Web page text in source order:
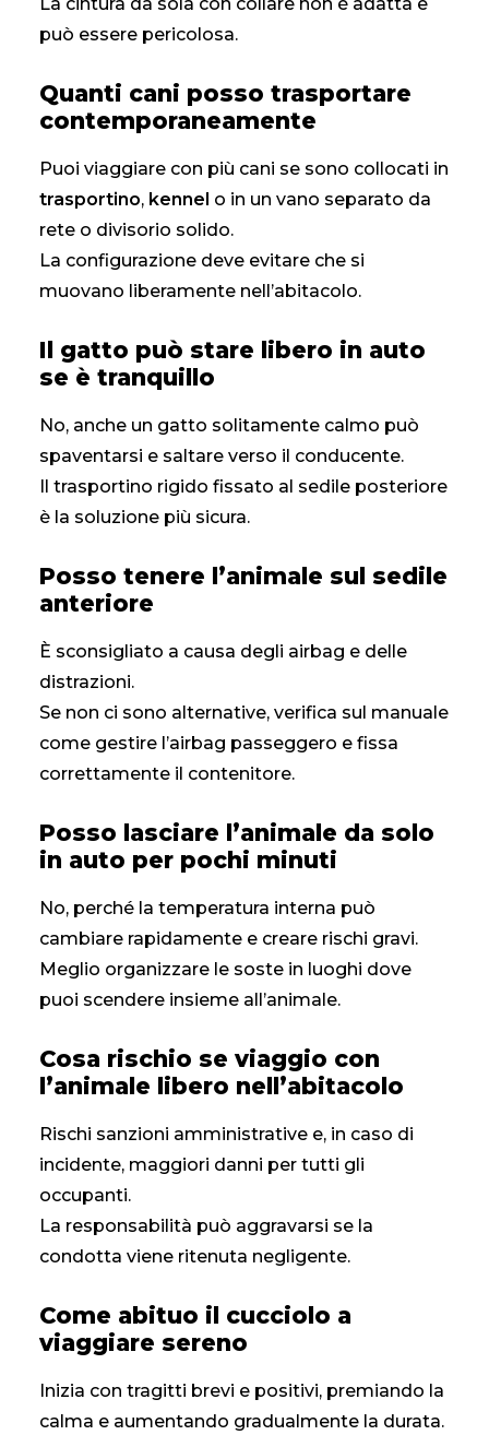
può essere pericolosa.
Quanti cani posso trasportare
contemporaneamente
Puoi viaggiare con più cani se sono collocati in
trasportino, kennel o in un vano separato da
rete o divisorio solido.
La configurazione deve evitare che si
muovano liberamente nell’abitacolo.
Il gatto può stare libero in auto
se è tranquillo
No, anche un gatto solitamente calmo può
spaventarsi e saltare verso il conducente.
Il trasportino rigido fissato al sedile posteriore
è la soluzione più sicura.
Posso tenere l’animale sul sedile
anteriore
È sconsigliato a causa degli airbag e delle
distrazioni.
Se non ci sono alternative, verifica sul manuale
come gestire l’airbag passeggero e fissa
correttamente il contenitore.
Posso lasciare l’animale da solo
in auto per pochi minuti
No, perché la temperatura interna può
cambiare rapidamente e creare rischi gravi.
Meglio organizzare le soste in luoghi dove
puoi scendere insieme all’animale.
Cosa rischio se viaggio con
l’animale libero nell’abitacolo
Rischi sanzioni amministrative e, in caso di
incidente, maggiori danni per tutti gli
occupanti.
La responsabilità può aggravarsi se la
condotta viene ritenuta negligente.
Come abituo il cucciolo a
viaggiare sereno
Inizia con tragitti brevi e positivi, premiando la
calma e aumentando gradualmente la durata.